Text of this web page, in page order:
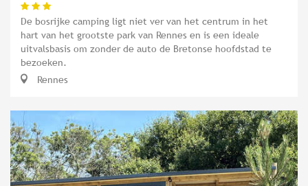
De bosrijke camping ligt niet ver van het centrum in het
hart van het grootste park van Rennes en is een ideale
uitvalsbasis om zonder de auto de Bretonse hoofdstad te
bezoeken.
Rennes